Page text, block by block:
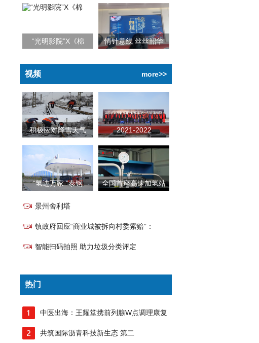
“光明影院”X《棉 情针意线 丝丝韶华
more>>
视频
积极应对降雪天气 2021-2022
“氢进万家 ”泰钢 全国首座高速加氢站
景州舍利塔
镇政府回应“商业城被拆向村委索赔”：
智能扫码拍照 助力垃圾分类评定
热门
中医出海：王耀堂携前列腺W点调理康复
共筑国际沥青科技新生态​​ ​​第二